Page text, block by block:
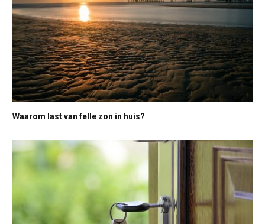
Waarom last van felle zon in huis?